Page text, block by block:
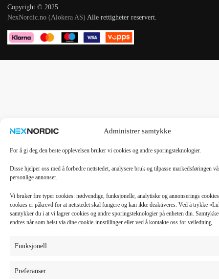
Administrer samtykke
For å gi deg den beste opplevelsen bruker vi cookies og andre sporingsteknologier.
Disse hjelper oss med å forbedre nettstedet, analysere bruk og tilpasse markedsføringen
personlige annonser.
Vi bruker fire typer cookies: nødvendige, funksjonelle, analytiske og annonserings
cookies er påkrevd for at nettstedet skal fungere og kan ikke deaktiveres. Ved å trykke
samtykker du i at vi lagrer cookies og andre sporingsteknologier på enheten din.
endres når som helst via dine cookie-innstillinger eller ved å kontakte oss for veiledning.
Funksjonell
Preferanser
Copyright © 2025
NexNordic.no (Alokera AS) Alle rettigheter reservert.